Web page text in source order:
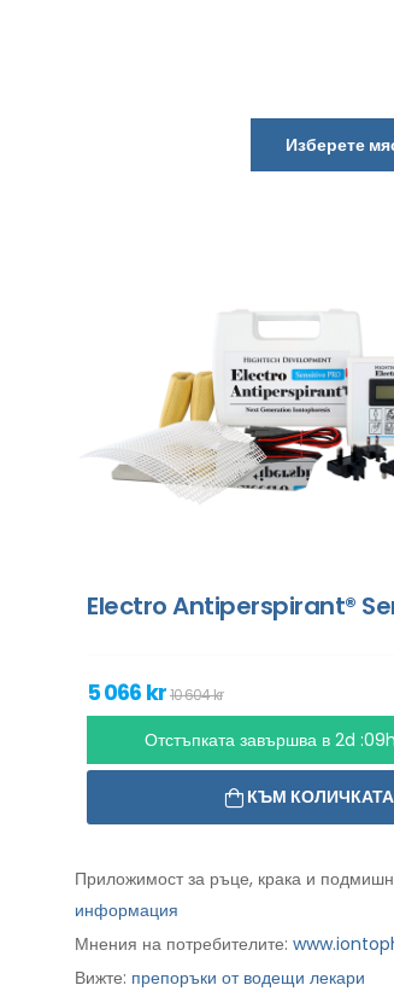
Изберете
Electro Antiperspirant®
5 066 kr10 604 kr
Отстъпката завършва в 2d
КЪМ КОЛИЧКАТА
Приложимост за ръце, крака и
информация
Мнения на потребителите:
Вижте: препоръки от водещи лекари